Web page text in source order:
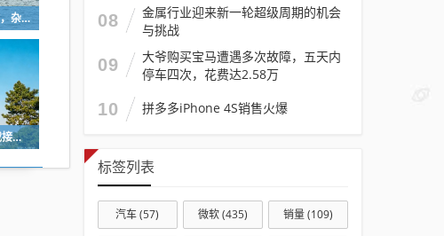
保利社区架空层“微更新”，杂物堆放区变身健身活动室
这所军校的“兵娃娃”46载接力，守护盲人宿舍
08
金属行业迎来新一轮超级周期的机会
与挑战
09
大爷购买宝马遭遇多次故障，五天内
停车四次，花费达2.58万
10 拼多多iPhone 4S销售火爆
标签列表
汽车(57) 微软(435) 销量(109)